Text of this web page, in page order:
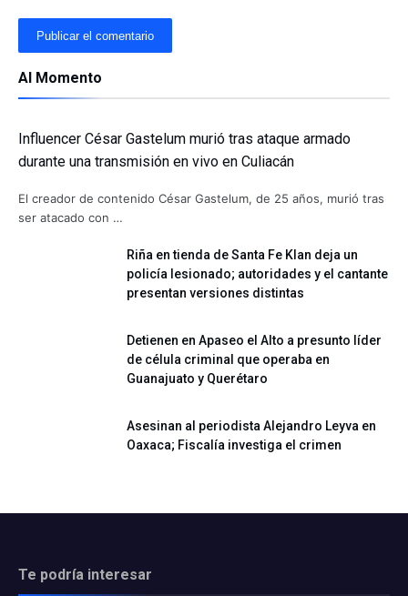
Al Momento
Influencer César Gastelum murió tras ataque armado
durante una transmisión en vivo en Culiacán
El creador de contenido César Gastelum, de 25 años, murió tras
ser atacado con …
Riña en tienda de Santa Fe Klan deja un
policía lesionado; autoridades y el cantante
presentan versiones distintas
Detienen en Apaseo el Alto a presunto líder
de célula criminal que operaba en
Guanajuato y Querétaro
Asesinan al periodista Alejandro Leyva en
Oaxaca; Fiscalía investiga el crimen
Te podría interesar